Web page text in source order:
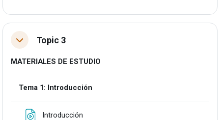
TolestuTopic 3
MATERIALES DE ESTUDIO
Tema 1: Introducción
Introducción